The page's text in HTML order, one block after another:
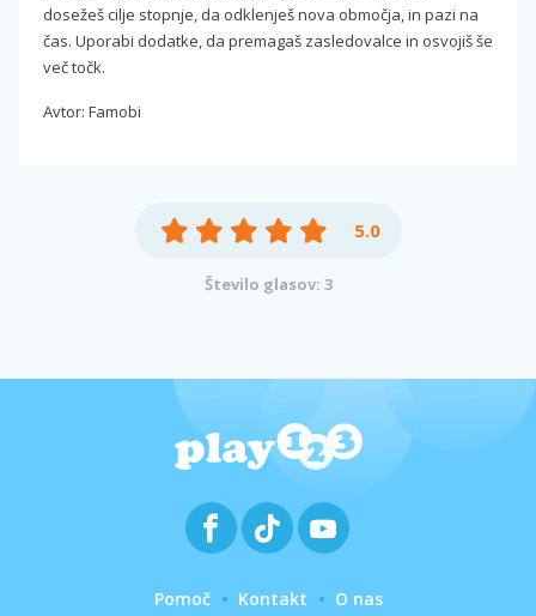
dosežeš cilje stopnje, da odklenješ nova območja, in pazi na
čas. Uporabi dodatke, da premagaš zasledovalce in osvojiš še
več točk.
Avtor: Famobi
5.0
Število glasov: 3
Pomoč Kontakt O nas